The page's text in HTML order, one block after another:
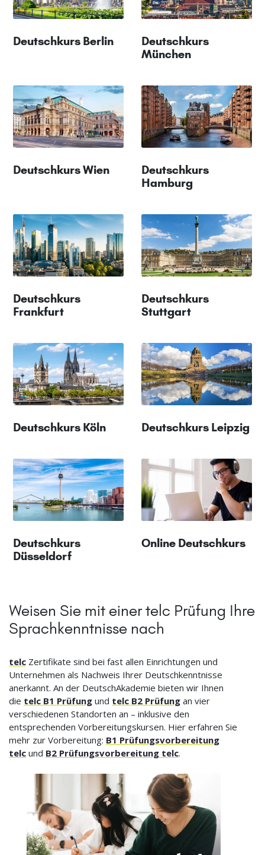
Deutschkurs Berlin
Deutschkurs
München
Deutschkurs Wien
Deutschkurs
Hamburg
Deutschkurs
Frankfurt
Deutschkurs
Stuttgart
Deutschkurs Köln Deutschkurs Leipzig
Deutschkurs
Düsseldorf
Online Deutschkurs
Weisen Sie mit einer telc Prüfung Ihre
Sprachkenntnisse nach
telc Zertifikate sind bei fast allen Einrichtungen und
Unternehmen als Nachweis Ihrer Deutschkenntnisse
anerkannt. An der DeutschAkademie bieten wir Ihnen
die telc B1 Prüfung und telc B2 Prüfung an vier
verschiedenen Standorten an – inklusive den
entsprechenden Vorbereitungskursen. Hier erfahren Sie
mehr zur Vorbereitung: B1 Prüfungsvorbereitung
telc und B2 Prüfungsvorbereitung telc.